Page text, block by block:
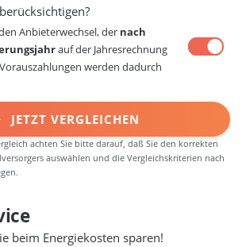
Anbieterwechsel, der nach
auf der Jahresrechnung
werden dadurch
JETZT VERGLEICHEN
achten Sie bitte darauf, daß Sie den korrekten
auswählen und die Vergleichskriterien nach
beim Energiekosten sparen!